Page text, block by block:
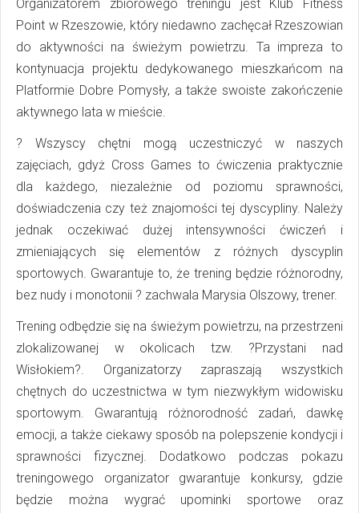
Organizatorem zbiorowego treningu jest Klub Fitness
Point w Rzeszowie, który niedawno zachęcał Rzeszowian
do aktywności na świeżym powietrzu. Ta impreza to
kontynuacja projektu dedykowanego mieszkańcom na
Platformie Dobre Pomysły, a także swoiste zakończenie
aktywnego lata w mieście.
? Wszyscy chętni mogą uczestniczyć w naszych
zajęciach, gdyż Cross Games to ćwiczenia praktycznie
dla każdego, niezależnie od poziomu sprawności,
doświadczenia czy też znajomości tej dyscypliny. Należy
jednak oczekiwać dużej intensywności ćwiczeń i
zmieniających się elementów z różnych dyscyplin
sportowych. Gwarantuje to, że trening będzie różnorodny,
bez nudy i monotonii ? zachwala Marysia Olszowy, trener.
Trening odbędzie się na świeżym powietrzu, na przestrzeni
zlokalizowanej w okolicach tzw. ?Przystani nad
Wisłokiem?. Organizatorzy zapraszają wszystkich
chętnych do uczestnictwa w tym niezwykłym widowisku
sportowym. Gwarantują różnorodność zadań, dawkę
emocji, a także ciekawy sposób na polepszenie kondycji i
sprawności fizycznej. Dodatkowo podczas pokazu
treningowego organizator gwarantuje konkursy, gdzie
będzie można wygrać upominki sportowe oraz